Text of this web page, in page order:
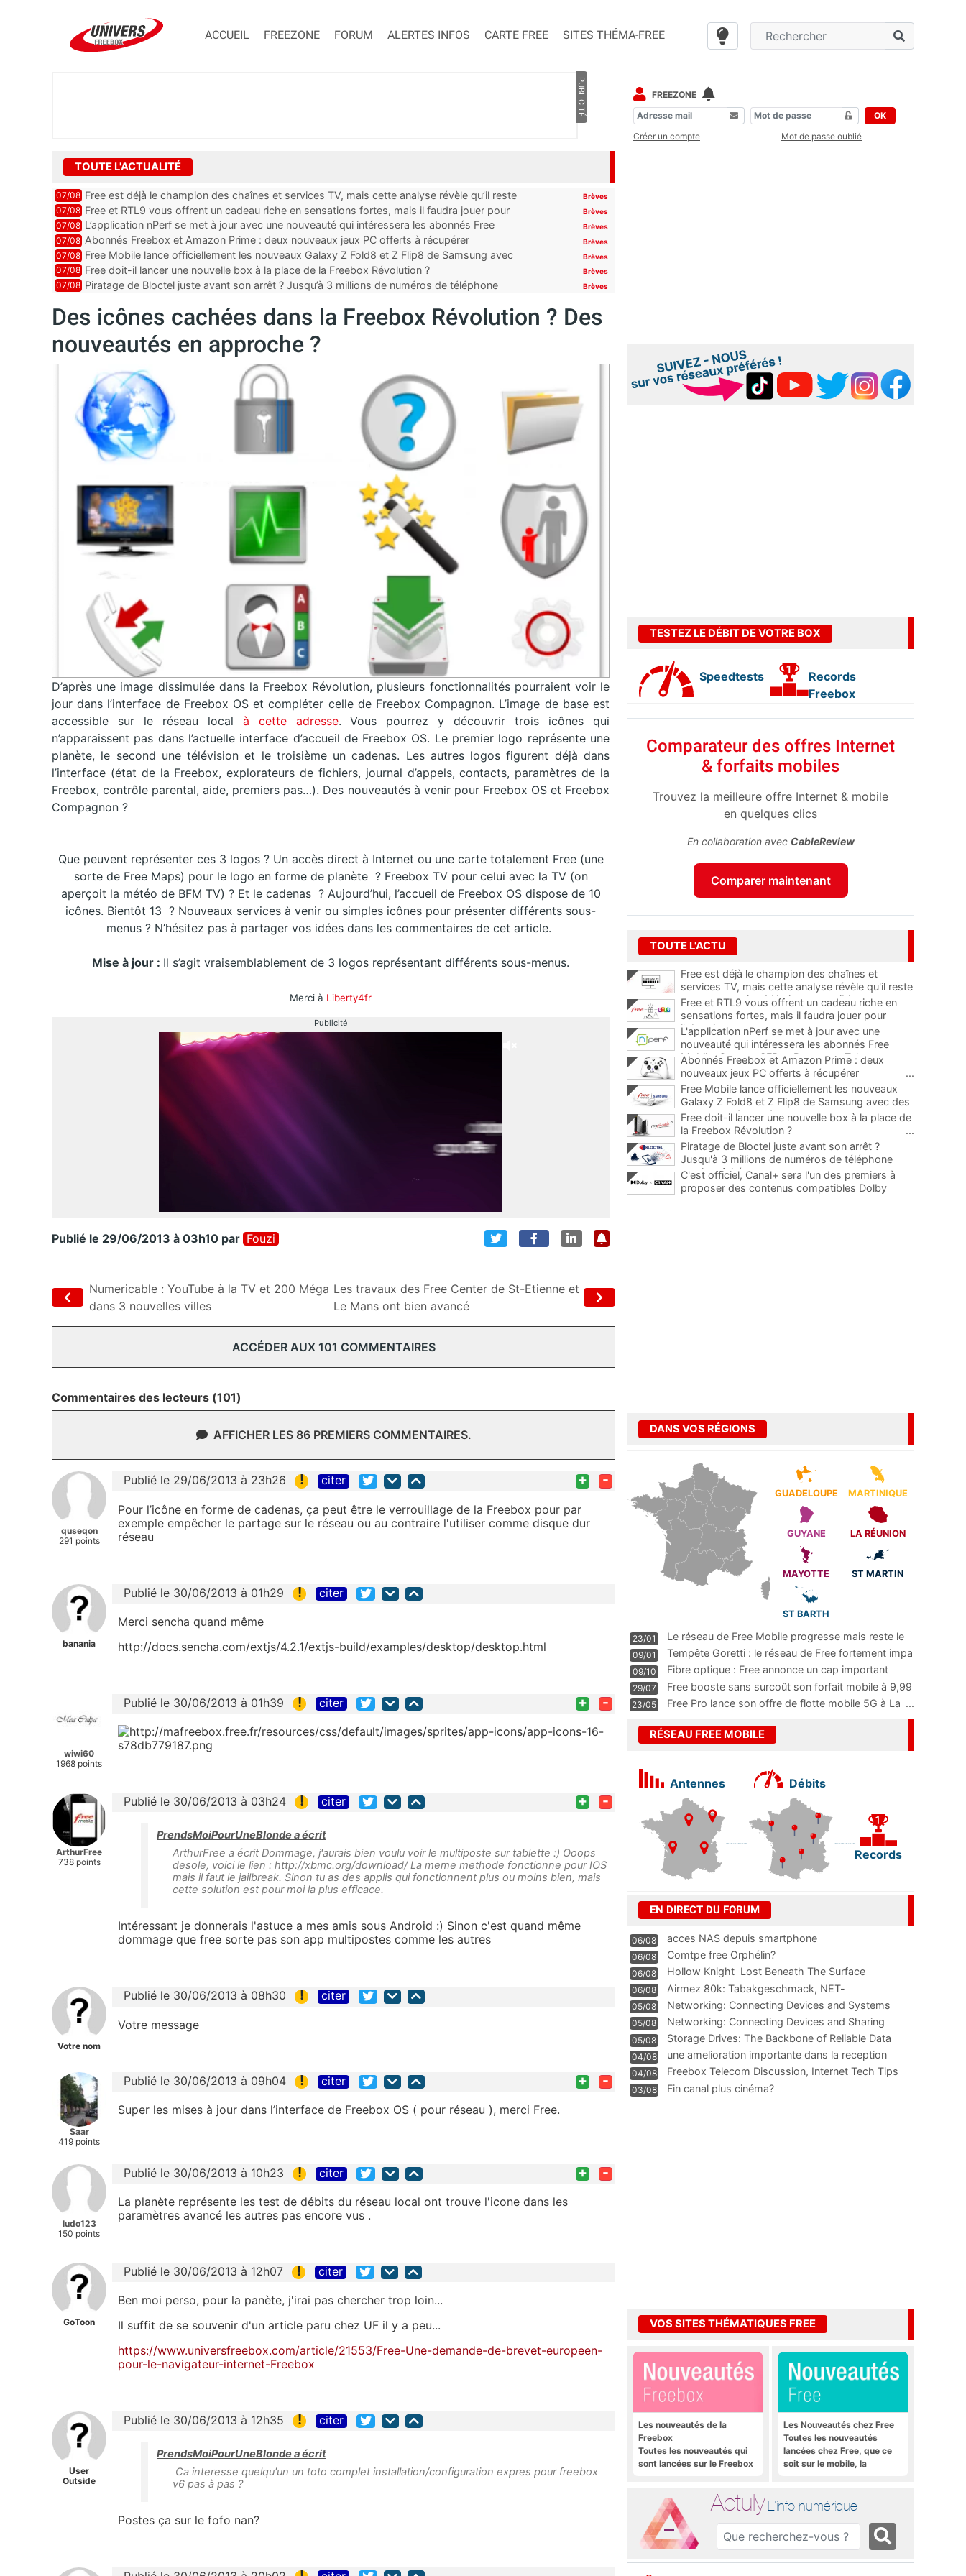
ACCUEIL FREEZONE FORUM ALERTES INFOS CARTE FREE SITES THÉMA-FREE
PUBLICITÉ
TOUTE L'ACTUALITÉ
07/08 Free est déjà le champion des chaînes et services TV, mais cette analyse révèle qu’il reste
encore au moin...
Brèves
07/08 Free et RTL9 vous offrent un cadeau riche en sensations fortes, mais il faudra jouer pour
l’obtenir
Brèves
07/08 L’application nPerf se met à jour avec une nouveauté qui intéressera les abonnés Free
Mobile, Orange, SFR ...
Brèves
07/08 Abonnés Freebox et Amazon Prime : deux nouveaux jeux PC offerts à récupérer Brèves
07/08 Free Mobile lance officiellement les nouveaux Galaxy Z Fold8 et Z Flip8 de Samsung avec
des promos et des cadeaux
Brèves
07/08 Free doit-il lancer une nouvelle box à la place de la Freebox Révolution ? Brèves
07/08 Piratage de Bloctel juste avant son arrêt ? Jusqu’à 3 millions de numéros de téléphone
Brèves
Des icônes cachées dans la Freebox Révolution ? Des
nouveautés en approche ?
D’après une image dissimulée dans la Freebox Révolution, plusieurs fonctionnalités pourraient voir le
jour dans l’interface de Freebox OS et compléter celle de Freebox Compagnon. L’image de base est
accessible sur le réseau local à cette adresse. Vous pourrez y découvrir trois icônes qui
n’apparaissent pas dans l’actuelle interface d’accueil de Freebox OS. Le premier logo représente une
planète, le second une télévision et le troisième un cadenas. Les autres logos figurent déjà dans
l’interface (état de la Freebox, explorateurs de fichiers, journal d’appels, contacts, paramètres de la
Freebox, contrôle parental, aide, premiers pas…). Des nouveautés à venir pour Freebox OS et Freebox
Compagnon ?
Que peuvent représenter ces 3 logos ? Un accès direct à Internet ou une carte totalement Free (une
sorte de Free Maps) pour le logo en forme de planète ? Freebox TV pour celui avec la TV (on
aperçoit la météo de BFM TV) ? Et le cadenas ? Aujourd’hui, l’accueil de Freebox OS dispose de 10
icônes. Bientôt 13 ? Nouveaux services à venir ou simples icônes pour présenter différents sous-
menus ? N’hésitez pas à partager vos idées dans les commentaires de cet article.
Mise à jour : Il s’agit vraisemblablement de 3 logos représentant différents sous-menus.
Merci à Liberty4fr
Publicité
Publié le 29/06/2013 à 03h10 par Fouzi
Numericable : YouTube à la TV et 200 Méga
dans 3 nouvelles villes
Les travaux des Free Center de St-Etienne et
Le Mans ont bien avancé
ACCÉDER AUX 101 COMMENTAIRES
Commentaires des lecteurs (101)
AFFICHER LES 86 PREMIERS COMMENTAIRES.
quseqon
291 points
Publié le 29/06/2013 à 23h26 ! citer + -
Pour l’icône en forme de cadenas, ça peut être le verrouillage de la Freebox pour par
exemple empêcher le partage sur le réseau ou au contraire l'utiliser comme disque dur
réseau
banania
Publié le 30/06/2013 à 01h29 ! citer
Merci sencha quand même
http://docs.sencha.com/extjs/4.2.1/extjs-build/examples/desktop/desktop.html
wiwi60
1968 points
Publié le 30/06/2013 à 01h39 ! citer + -
ArthurFree
738 points
Publié le 30/06/2013 à 03h24 ! citer + -
PrendsMoiPourUneBlonde a écrit
ArthurFree a écrit Dommage, j'aurais bien voulu voir le multiposte sur tablette :) Ooops
desole, voici le lien : http://xbmc.org/download/ La meme methode fonctionne pour IOS
mais il faut le jailbreak. Sinon tu as des applis qui fonctionnent plus ou moins bien, mais
cette solution est pour moi la plus efficace.
Intéressant je donnerais l'astuce a mes amis sous Android :) Sinon c'est quand même
dommage que free sorte pas son app multipostes comme les autres
Votre nom
Publié le 30/06/2013 à 08h30 ! citer
Votre message
Saar
419 points
Publié le 30/06/2013 à 09h04 ! citer + -
Super les mises à jour dans l’interface de Freebox OS ( pour réseau ), merci Free.
ludo123
150 points
Publié le 30/06/2013 à 10h23 ! citer + -
La planète représente les test de débits du réseau local ont trouve l'icone dans les
paramètres avancé les autres pas encore vus .
GoToon
Publié le 30/06/2013 à 12h07 ! citer
Ben moi perso, pour la panète, j'irai pas chercher trop loin...
Il suffit de se souvenir d'un article paru chez UF il y a peu...
https://www.universfreebox.com/article/21553/Free-Une-demande-de-brevet-europeen-
pour-le-navigateur-internet-Freebox
User
Outside
Publié le 30/06/2013 à 12h35 ! citer
PrendsMoiPourUneBlonde a écrit
Ca interesse quelqu'un un toto complet installation/configuration expres pour freebox
v6 pas à pas ?
Postes ça sur le fofo nan?
FREEZONE
OK
Créer un compte
Mot de passe oublié
TESTEZ LE DÉBIT DE VOTRE BOX
Speedtests
Records
Freebox
Comparateur des offres Internet
& forfaits mobiles
Trouvez la meilleure offre Internet & mobile
en quelques clics
En collaboration avec CableReview
Comparer maintenant
TOUTE L'ACTU
Free est déjà le champion des chaînes et
services TV, mais cette analyse révèle qu'il reste
encore au moins 141 ajouts possibles
Free et RTL9 vous offrent un cadeau riche en
sensations fortes, mais il faudra jouer pour
l'obtenir
L'application nPerf se met à jour avec une
nouveauté qui intéressera les abonnés Free
Mobile, Orange, SFR et Bouygues Telecom
Abonnés Freebox et Amazon Prime : deux
nouveaux jeux PC offerts à récupérer
...
Free Mobile lance officiellement les nouveaux
Galaxy Z Fold8 et Z Flip8 de Samsung avec des
promos et des cadeaux
...
Free doit-il lancer une nouvelle box à la place de
la Freebox Révolution ?
...
Piratage de Bloctel juste avant son arrêt ?
Jusqu'à 3 millions de numéros de téléphone
auraient fuité
C'est officiel, Canal+ sera l'un des premiers à
proposer des contenus compatibles Dolby
Vision 2
DANS VOS RÉGIONS
GUADELOUPE MARTINIQUE
GUYANE LA RÉUNION
MAYOTTE ST MARTIN
ST BARTH
23/01
Le réseau de Free Mobile progresse mais reste le
m
...
09/01
Tempête Goretti : le réseau de Free fortement impa
09/10
Fibre optique : Free annonce un cap important
pass
...
29/07
Free booste sans surcoût son forfait mobile à 9,99
23/05 Free Pro lance son offre de flotte mobile 5G à La ...
RÉSEAU FREE MOBILE
Antennes Débits
Records
EN DIRECT DU FORUM
06/08 acces NAS depuis smartphone
06/08 Comtpe free Orphélin?
06/08 Hollow Knight  Lost Beneath The Surface
06/08
Airmez 80k: Tabakgeschmack, NET-
Technologie und Leistung im
05/08 Networking: Connecting Devices and Systems
05/08
Networking: Connecting Devices and Sharing
Information
05/08
Storage Drives: The Backbone of Reliable Data
Management
04/08
une amelioration importante dans la reception
WIFI
04/08
Freebox Telecom Discussion, Internet Tech Tips
Communi
03/08 Fin canal plus cinéma?
VOS SITES THÉMATIQUES FREE
Les nouveautés de la
Freebox
Toutes les nouveautés qui
sont lancées sur le Freebox
Les Nouveautés chez Free
Toutes les nouveautés
lancées chez Free, que ce
soit sur le mobile, la
Actuly L'info numérique